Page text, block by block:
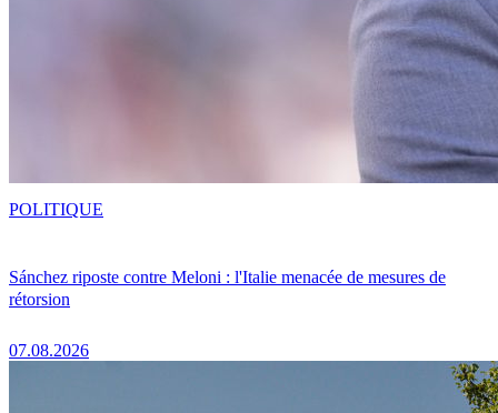
Sánchez riposte contre Meloni : l'Italie menacée de mesures de
rétorsion
07.08.2026
POLITIQUE